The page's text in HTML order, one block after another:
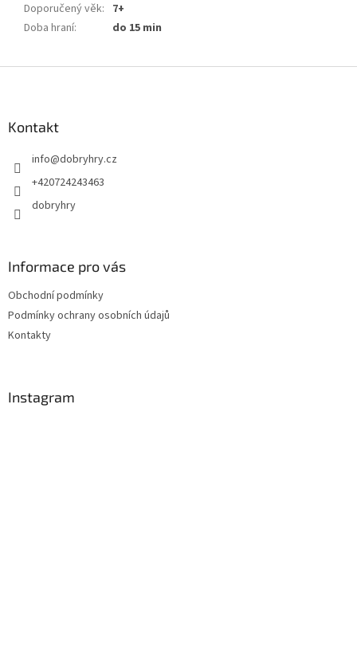
Doporučený věk: 7+
Doba hraní: do 15 min
Kontakt
info@dobryhry.cz
+420724243463
dobryhry
Informace pro vás
Obchodní podmínky
Podmínky ochrany osobních údajů
Kontakty
Instagram